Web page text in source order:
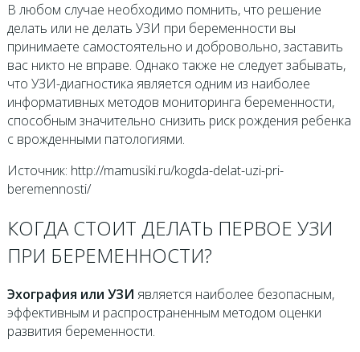
В любом случае необходимо помнить, что решение
делать или не делать УЗИ при беременности вы
принимаете самостоятельно и добровольно, заставить
вас никто не вправе. Однако также не следует забывать,
что УЗИ-диагностика является одним из наиболее
информативных методов мониторинга беременности,
способным значительно снизить риск рождения ребенка
с врожденными патологиями.
Источник: http://mamusiki.ru/kogda-delat-uzi-pri-
beremennosti/
КОГДА СТОИТ ДЕЛАТЬ ПЕРВОЕ УЗИ
ПРИ БЕРЕМЕННОСТИ?
Эхография или УЗИ является наиболее безопасным,
эффективным и распространенным методом оценки
развития беременности.